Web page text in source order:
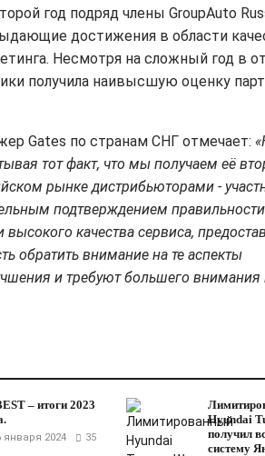
год подряд члены GroupAuto
достижения в области
Несмотря на сложный год в
получила наивысшую оценку
Gates по странам СНГ отмечает:
тот факт, что мы получаем её
рынке дистрибьюторами -
подтверждением правильности
качества сервиса,
обратить внимание на те аспекты
и требуют большего внимания
– итоги 2023
января 2024 35
Hyundai
получил
систему